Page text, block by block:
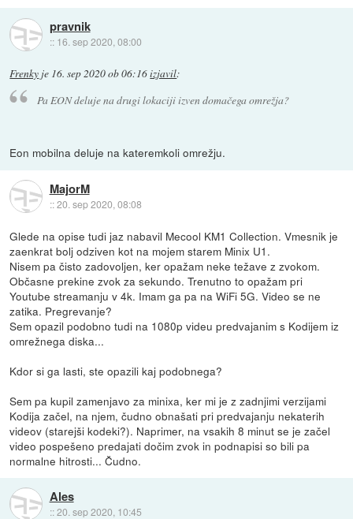
pravnik
:: 16. sep 2020, 08:00
Frenky je 16. sep 2020 ob 06:16izjavil:
Pa EON deluje na drugi lokaciji izven domačega omrežja?
Eon mobilna deluje na kateremkoli omrežju.
MajorM
::20. sep 2020, 08:08
Glede na opise tudi jaz nabavil Mecool KM1 Collection. Vmesnik je
zaenkrat bolj odziven kot na mojem starem Minix U1.
Nisem pa čisto zadovoljen, ker opažam neke težave z zvokom.
Občasne prekine zvok za sekundo. Trenutno to opažam pri
Youtube streamanju v 4k. Imam ga pa na WiFi 5G. Video se ne
zatika. Pregrevanje?
Sem opazil podobno tudi na 1080p videu predvajanim s Kodijem iz
omrežnega diska...
Kdor si ga lasti, ste opazili kaj podobnega?
Sem pa kupil zamenjavo za minixa, ker mi je z zadnjimi verzijami
Kodija začel, na njem, čudno obnašati pri predvajanju nekaterih
videov (starejši kodeki?). Naprimer, na vsakih 8 minut se je začel
video pospešeno predajati dočim zvok in podnapisi so bili pa
normalne hitrosti... Čudno.
Ales
::20. sep 2020, 10:45